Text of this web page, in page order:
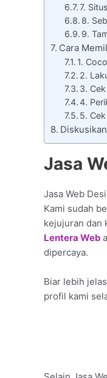
7.
8.
9.
Cara
1.
2.
3.
4.
5.
Jasa
Jasa Web
Kami sudah
kejujuran dan
Lentera Web
dipercaya.
Biar lebih
profil kami